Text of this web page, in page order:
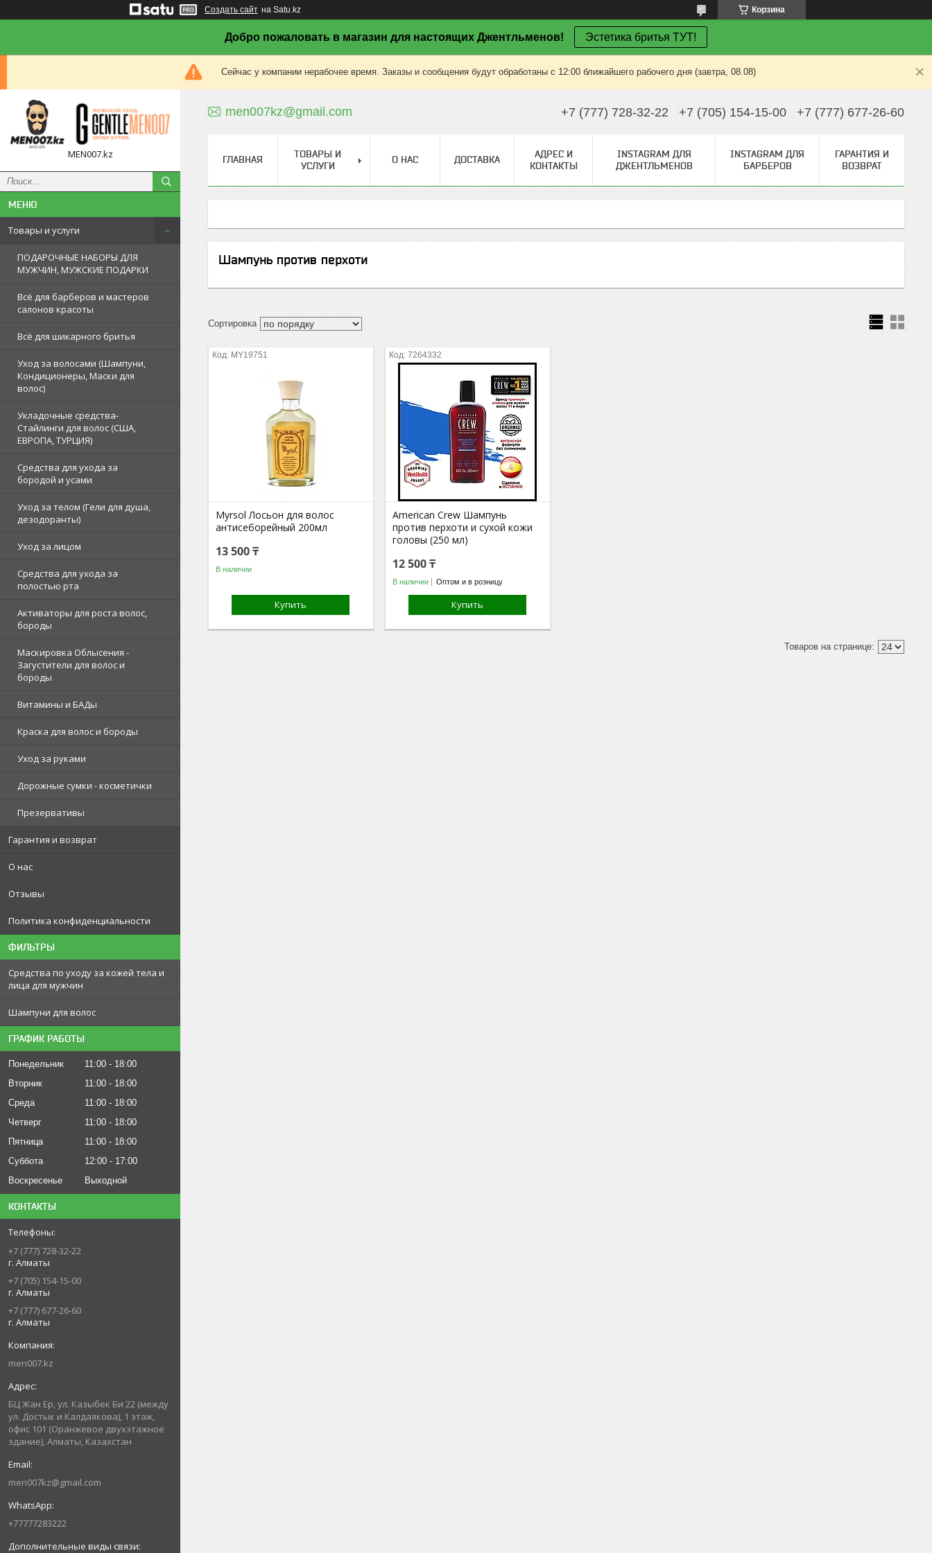
Создать сайт на Satu.kz Корзина
Добро пожаловать в магазин для настоящих Джентльменов! Эстетика бритья ТУТ!
Сейчас у компании нерабочее время. Заказы и сообщения будут обработаны с 12:00 ближайшего рабочего дня (завтра, 08.08)
MEN007.kz
Товары и услуги
ПОДАРОЧНЫЕ НАБОРЫ ДЛЯ
МУЖЧИН, МУЖСКИЕ ПОДАРКИ
Всё для барберов и мастеров
салонов красоты
Всё для шикарного бритья
Уход за волосами (Шампуни,
Кондиционеры, Маски для
волос)
Укладочные средства-
Стайлинги для волос (США,
ЕВРОПА, ТУРЦИЯ)
Средства для ухода за
бородой и усами
Уход за телом (Гели для душа,
дезодоранты)
Уход за лицом
Средства для ухода за
полостью рта
Активаторы для роста волос,
бороды
Маскировка Облысения -
Загустители для волос и
бороды
Витамины и БАДы
Краска для волос и бороды
Уход за руками
Дорожные сумки - косметички
Презервативы
Гарантия и возврат
О нас
Отзывы
Политика конфиденциальности
ФИЛЬТРЫ
Средства по уходу за кожей тела и
лица для мужчин
Шампуни для волос
ГРАФИК РАБОТЫ
Понедельник 11:00
18:00
Вторник
11:00
18:00
Среда
11:00
18:00
Четверг
11:00
18:00
Пятница
11:00
18:00
Суббота
12:00
17:00
Воскресенье
Выходной
КОНТАКТЫ
+7 (777) 728-32-22
г. Алматы
+7 (705) 154-15-00
г. Алматы
+7 (777) 677-26-60
г. Алматы
men007.kz
БЦ Жан Ер, ул. Казыбек Би 22 (между
ул. Достык и Калдаякова), 1 этаж,
офис 101 (Оранжевое двухэтажное
здание), Алматы, Казахстан
men007kz@gmail.com
+77777283222
men007kz@gmail.com +7 (777) 728-32-22 +7 (705) 154-15-00 +7 (777) 677-26-60
ГЛАВНАЯ
ТОВАРЫ И
УСЛУГИ
О НАС ДОСТАВКА
АДРЕС И
КОНТАКТЫ
INSTAGRAM ДЛЯ
ДЖЕНТЛЬМЕНОВ
INSTAGRAM ДЛЯ
БАРБЕРОВ
ГАРАНТИЯ И
ВОЗВРАТ
Шампунь против перхоти
MY19751
Myrsol Лосьон для волос
антисеборейный 200мл
13 500 ₸
В наличии
Купить
7264332
American Crew Шампунь
против перхоти и сухой кожи
головы (250 мл)
12 500 ₸
В наличии Оптом и в розницу
Купить